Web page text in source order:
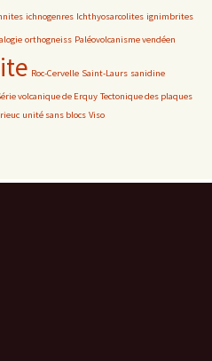
ichnogenres Ichthyosarcolites ignimbrites
orthogneiss Paléovolcanisme vendéen
Roc-Cervelle Saint-Laurs sanidine
volcanique de Erquy Tectonique des plaques
unité sans blocs Viso